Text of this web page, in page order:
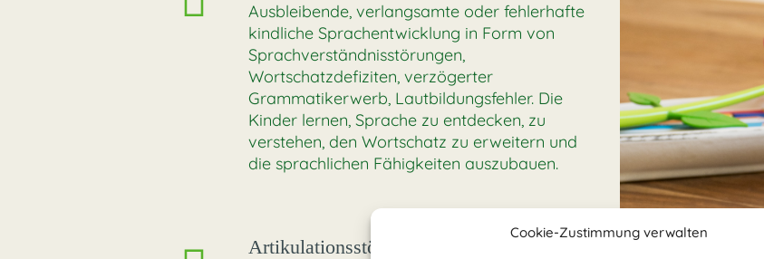
Cookie-Zustimmung verwalten
Ausbleibende, verlangsamte oder fehlerhafte
kindliche Sprachentwicklung in Form von
Sprachverständnisstörungen,
Wortschatzdefiziten, verzögerter
Grammatikerwerb, Lautbildungsfehler. Die
Kinder lernen, Sprache zu entdecken, zu
verstehen, den Wortschatz zu erweitern und
die sprachlichen Fähigkeiten auszubauen.
Artikulationsstörung (Dyslalie)